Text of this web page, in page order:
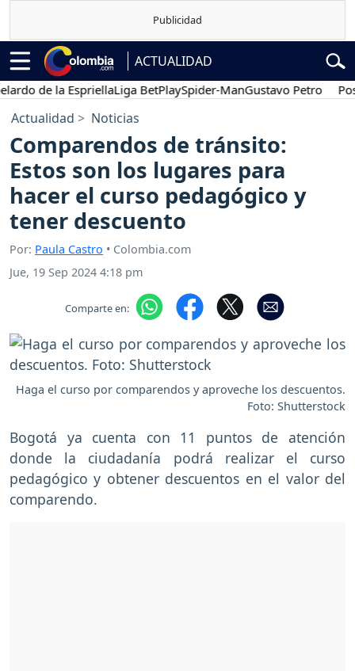
ACTUALIDAD
de la EspriellaLiga BetPlaySpider-ManGustavo Petro
Actualidad Noticias
Comparendos de tránsito:
Estos son los lugares para
hacer el curso pedagógico y
tener descuento
Por: Paula Castro • Colombia.com
Jue, 19 Sep 2024 4:18 pm
Comparte en:
Haga el curso por comparendos y aproveche los descuentos.
Foto: Shutterstock
Bogotá ya cuenta con 11 puntos de atención
donde la ciudadanía podrá realizar el curso
pedagógico y obtener descuentos en el valor del
comparendo.